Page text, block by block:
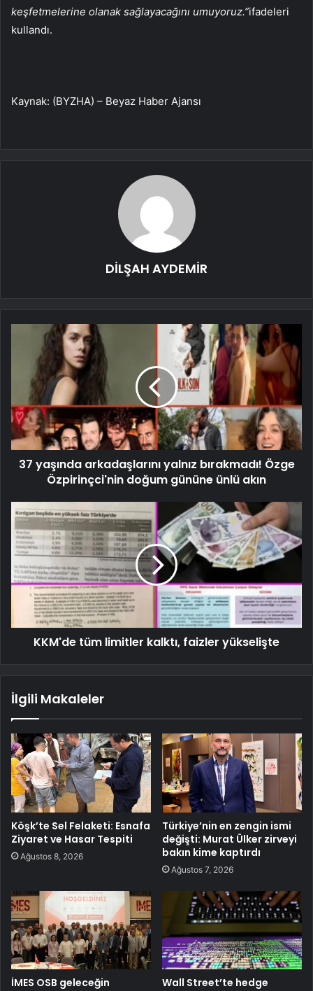
keşfetmelerine olanak sağlayacağını umuyoruz.”ifadeleri
kullandı.
Kaynak: (BYZHA) – Beyaz Haber Ajansı
DİLŞAH AYDEMİR
37 yaşında arkadaşlarını yalnız bırakmadı! Özge
Özpirinçci'nin doğum gününe ünlü akın
KKM'de tüm limitler kalktı, faizler yükselişte
İlgili Makaleler
Köşk’te Sel Felaketi: Esnafa
Ziyaret ve Hasar Tespiti
Ağustos 8, 2026
Türkiye’nin en zengin ismi
değişti: Murat Ülker zirveyi
bakın kime kaptırdı
Ağustos 7, 2026
İMES OSB geleceğin
Wall Street’te hedge